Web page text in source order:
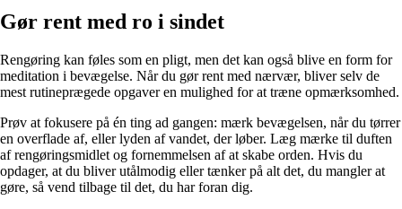
Gør rent med ro i sindet
Rengøring kan føles som en pligt, men det kan også blive en form for
meditation i bevægelse. Når du gør rent med nærvær, bliver selv de
mest rutineprægede opgaver en mulighed for at træne opmærksomhed.
Prøv at fokusere på én ting ad gangen: mærk bevægelsen, når du tørrer
en overflade af, eller lyden af vandet, der løber. Læg mærke til duften
af rengøringsmidlet og fornemmelsen af at skabe orden. Hvis du
opdager, at du bliver utålmodig eller tænker på alt det, du mangler at
gøre, så vend tilbage til det, du har foran dig.